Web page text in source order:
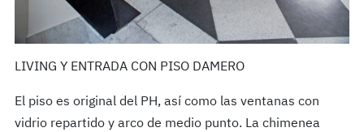
LIVING Y ENTRADA CON PISO DAMERO
El piso es original del PH, así como las ventanas con
vidrio repartido y arco de medio punto. La chimenea